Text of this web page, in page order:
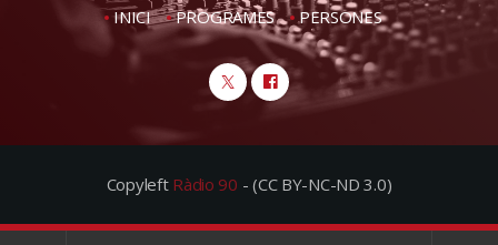
INICI PROGRAMES PERSONES
Copyleft Ràdio 90 - (CC BY-NC-ND 3.0)